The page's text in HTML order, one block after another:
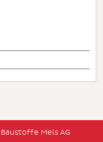
Baustoffe Mels AG